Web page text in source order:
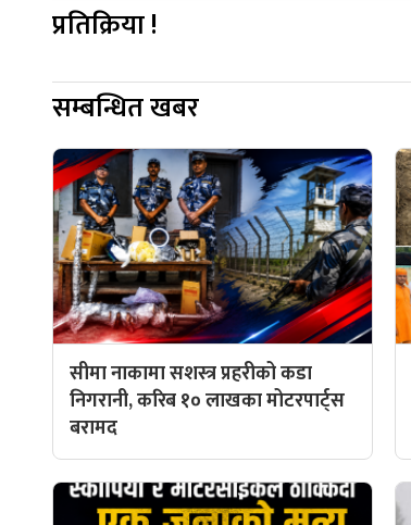
प्रतिक्रिया !
सम्बन्धित खबर
सीमा नाकामा सशस्त्र प्रहरीको कडा
निगरानी, करिब १० लाखका मोटरपार्ट्स
बरामद